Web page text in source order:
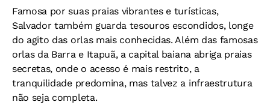
Famosa por suas praias vibrantes e turísticas,
Salvador também guarda tesouros escondidos, longe
do agito das orlas mais conhecidas. Além das famosas
orlas da Barra e Itapuã, a capital baiana abriga praias
secretas, onde o acesso é mais restrito, a
tranquilidade predomina, mas talvez a infraestrutura
não seja completa.